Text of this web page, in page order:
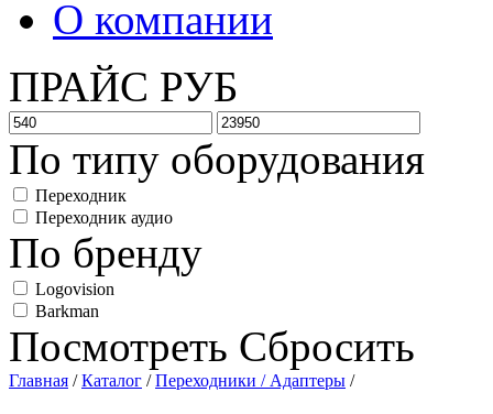
О компании
ПРАЙС РУБ
По типу оборудования
Переходник
Переходник аудио
По бренду
Logovision
Barkman
Посмотреть Сбросить
Главная /Каталог /Переходники / Адаптеры /